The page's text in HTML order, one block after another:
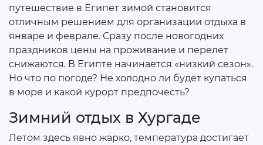
путешествие в Египет зимой становится
отличным решением для организации отдыха в
январе и феврале. Сразу после новогодних
праздников цены на проживание и перелет
снижаются. В Египте начинается «низкий сезон».
Но что по погоде? Не холодно ли будет купаться
в море и какой курорт предпочесть?
Зимний отдых в Хургаде
Летом здесь явно жарко, температура достигает